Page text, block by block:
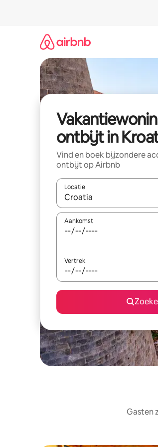
ontbijt in
Vind en boek bijzondere
ontbijt op Airbnb
Locatie
Wanneer er resultaten
Aankomst
Vertrek
Gasten